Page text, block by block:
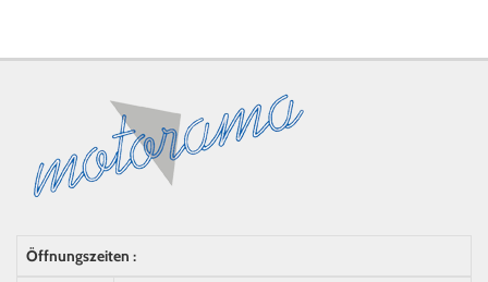
Öffnungszeiten :